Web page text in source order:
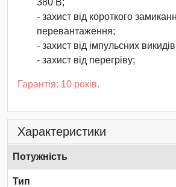
- захист від короткого
перевантаження;
- захист від імпульсних
- захист від перегріву;
Гарантія: 10 років.
Характеристики
Потужність
Тип